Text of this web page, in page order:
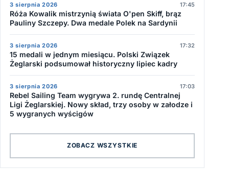
3 sierpnia 2026 17:45
Róża Kowalik mistrzynią świata O'pen Skiff, brąz
Pauliny Szczepy. Dwa medale Polek na Sardynii
3 sierpnia 2026 17:32
15 medali w jednym miesiącu. Polski Związek
Żeglarski podsumował historyczny lipiec kadry
3 sierpnia 2026 17:03
Rebel Sailing Team wygrywa 2. rundę Centralnej
Ligi Żeglarskiej. Nowy skład, trzy osoby w załodze i
5 wygranych wyścigów
ZOBACZ WSZYSTKIE